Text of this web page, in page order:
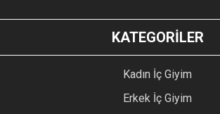
KATEGORİLER
Kadın İç Giyim
Erkek İç Giyim